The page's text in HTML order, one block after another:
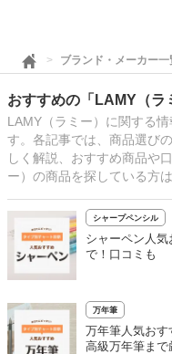
ブランド・メーカー一
おすすめの「LAMY（ラ
LAMY（ラミー）に関する
す。各記事では、商品選び
しく解説、おすすめ商品や
ー）の商品を探している方
シャープペンシル
シャーペン人
で！口コミも
万年筆
万年筆人気おす
高級万年筆まで